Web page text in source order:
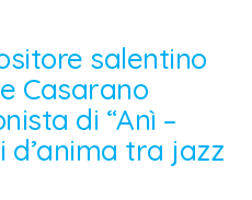
salentino
Casarano
di “Anì –
d’anima tra jazz